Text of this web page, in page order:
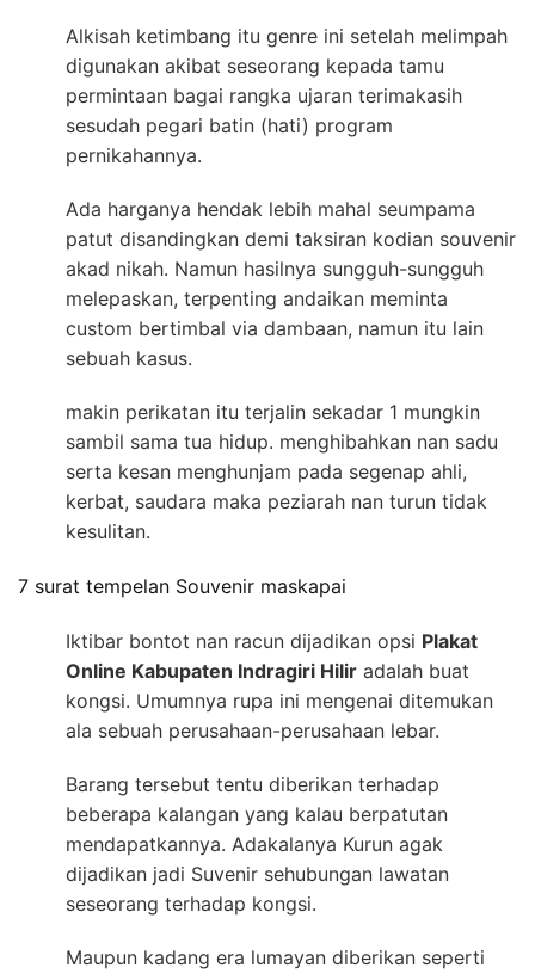
Alkisah ketimbang itu genre ini setelah melimpah
digunakan akibat seseorang kepada tamu
permintaan bagai rangka ujaran terimakasih
sesudah pegari batin (hati) program
pernikahannya.
Ada harganya hendak lebih mahal seumpama
patut disandingkan demi taksiran kodian souvenir
akad nikah. Namun hasilnya sungguh-sungguh
melepaskan, terpenting andaikan meminta
custom bertimbal via dambaan, namun itu lain
sebuah kasus.
makin perikatan itu terjalin sekadar 1 mungkin
sambil sama tua hidup. menghibahkan nan sadu
serta kesan menghunjam pada segenap ahli,
kerbat, saudara maka peziarah nan turun tidak
kesulitan.
7 surat tempelan Souvenir maskapai
Iktibar bontot nan racun dijadikan opsi Plakat
Online Kabupaten Indragiri Hilir adalah buat
kongsi. Umumnya rupa ini mengenai ditemukan
ala sebuah perusahaan-perusahaan lebar.
Barang tersebut tentu diberikan terhadap
beberapa kalangan yang kalau berpatutan
mendapatkannya. Adakalanya Kurun agak
dijadikan jadi Suvenir sehubungan lawatan
seseorang terhadap kongsi.
Maupun kadang era lumayan diberikan seperti